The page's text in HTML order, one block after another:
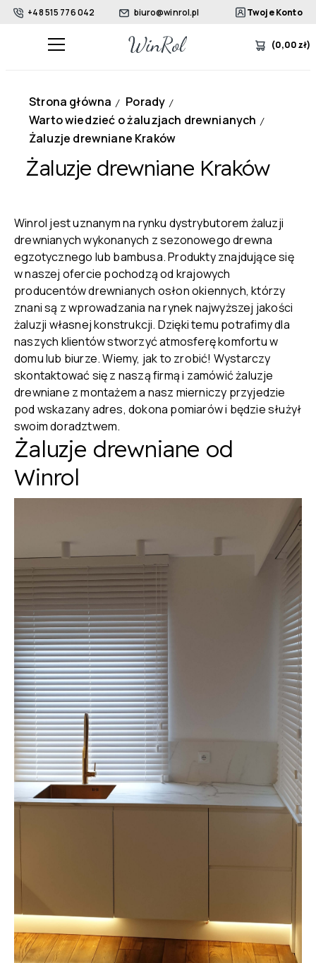
+48 515 776 042 biuro@winrol.pl Twoje Konto
(0,00zł)
Strona główna / Porady /
Warto wiedzieć o żaluzjach drewnianych /
Żaluzje drewniane Kraków
Żaluzje drewniane Kraków
Winrol jest uznanym na rynku dystrybutorem żaluzji
drewnianych wykonanych z sezonowego drewna
egzotycznego lub bambusa. Produkty znajdujące się
w naszej ofercie pochodzą od krajowych
producentów drewnianych osłon okiennych, którzy
znani są z wprowadzania na rynek najwyższej jakości
żaluzji własnej konstrukcji. Dzięki temu potrafimy dla
naszych klientów stworzyć atmosferę komfortu w
domu lub biurze. Wiemy, jak to zrobić! Wystarczy
skontaktować się z naszą firmą i zamówić żaluzje
drewniane z montażem a nasz mierniczy przyjedzie
pod wskazany adres, dokona pomiarów i będzie służył
swoim doradztwem.
Żaluzje drewniane od
Winrol